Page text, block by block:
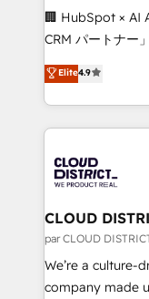
and English to
measurable growth. 🌎 Highlights: • 10+
Migration
LATAM 2022,
with HubSpot?
faster, smarter,
🏢 HubSpot × AI
CRM パートナー」 経営課題と現場業務をつなぐAIネイ
ティブ・エージ
力で顧客フロント業務を
をする会社か？
トを組み込んだ
ィブ・エージェ
門が分立する組
を、CRMを軸と
思決定者・PMO・
HubSpot導入・活
GTMの見える化
Elite4.9
CLOUD
par CLOUD
We’re a culture-
company made